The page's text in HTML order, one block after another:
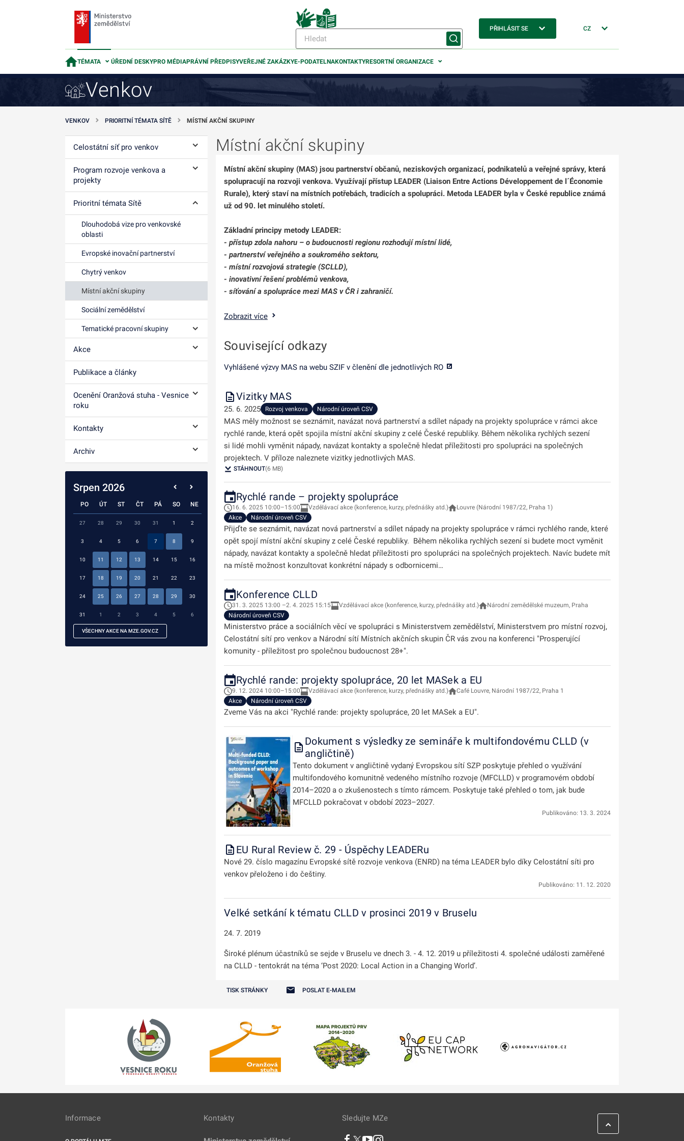
PŘIHLÁSIT SE CZ
TÉMATA ÚŘEDNÍ DESKYPRO MÉDIAPRÁVNÍ PŘEDPISYVEŘEJNÉ ZAKÁZKYE-PODATELNAKONTAKTYRESORTNÍ ORGANIZACE
Venkov
VENKOV PRIORITNÍ TÉMATA SÍTĚ MÍSTNÍ AKČNÍ SKUPINY
Celostátní síť pro venkov Ovládání podmenu
Program rozvoje venkova a
projekty
Prioritní témata Sítě Ovládání podmenu
Dlouhodobá vize pro venkovské
oblasti
Evropské inovační partnerství
Chytrý venkov
Místní akční skupiny
Sociální zemědělství
Tematické pracovní skupiny
Akce
Publikace a články
Ocenění Oranžová stuha - Vesnice
roku
Ovládání podmenu
Kontakty Ovládání podmenu
Archiv Ovládání podmenu
Místní akční skupiny
Místní akční skupiny (MAS) jsou partnerství občanů, neziskových organizací, podnikatelů a veřejné správy, která
spolupracují na rozvoji venkova. Využívají přístup LEADER (Liaison Entre Actions Développement de l´Économie
Rurale), který staví na místních potřebách, tradicích a spolupráci. Metoda LEADER byla v České republice známá
už od 90. let minulého století.
Základní principy metody LEADER:
- přístup zdola nahoru – o budoucnosti regionu rozhodují místní lidé,
- partnerství veřejného a soukromého sektoru,
- místní rozvojová strategie (SCLLD),
- inovativní řešení problémů venkova,
- síťování a spolupráce mezi MAS v ČR i zahraničí.
Zobrazit více
Související odkazy
Vyhlášené výzvy MAS na webu SZIF v členění dle jednotlivých RO
Vizitky MAS
25. 6. 2025 Rozvoj venkova Národní úroveň CSV
MAS měly možnost se seznámit, navázat nová partnerství a sdílet nápady na projekty spolupráce v rámci akce
rychlé rande, která opět spojila místní akční skupiny z celé České republiky. Během několika rychlých sezení
si lidé mohli vyměnit nápady, navázat kontakty a společně hledat příležitosti pro spolupráci na společných
projektech. V příloze naleznete vizitky jednotlivých MAS.
STÁHNOUT(6 MB)
Rychlé rande – projekty spolupráce
16. 6. 2025 10:00–15:00 Vzdělávací akce (konference, kurzy, přednášky atd.)
Louvre (Národní 1987/22, Praha 1)
Akce
Národní úroveň CSV
Přijďte se seznámit, navázat nová partnerství a sdílet nápady na projekty spolupráce v rámci rychlého rande, které
opět spojí místní akční skupiny z celé České republiky. Během několika rychlých sezení si budete moct vyměnit
nápady, navázat kontakty a společně hledat příležitosti pro spolupráci na společných projektech. Navíc budete mít
na místě možnost konzultovat konkrétní nápady s odbornicemi…
Konference CLLD
31. 3. 2025 13:00 –2. 4. 2025 15:15 Vzdělávací akce (konference, kurzy, přednášky atd.)
Národní zemědělské muzeum, Praha
Národní úroveň CSV
Ministerstvo práce a sociálních věcí ve spolupráci s Ministerstvem zemědělství, Ministerstvem pro místní rozvoj,
Celostátní sítí pro venkov a Národní sítí Místních akčních skupin ČR vás zvou na konferenci "Prosperující
komunity - příležitost pro společnou budoucnost 28+".
Rychlé rande: projekty spolupráce, 20 let MASek a EU
9. 12. 2024 10:00–15:00 Vzdělávací akce (konference, kurzy, přednášky atd.)
Café Louvre, Národní 1987/22, Praha 1
Akce
Národní úroveň CSV
Zveme Vás na akci "Rychlé rande: projekty spolupráce, 20 let MASek a EU".
Dokument s výsledky ze semináře k multifondovému CLLD (v
angličtině)
Tento dokument v angličtině vydaný Evropskou sítí SZP poskytuje přehled o využívání
multifondového komunitně vedeného místního rozvoje (MFCLLD) v programovém období
2014–2020 a o zkušenostech s tímto rámcem. Poskytuje také přehled o tom, jak bude
MFCLLD pokračovat v období 2023–2027.
Publikováno: 13. 3. 2024
EU Rural Review č. 29 - Úspěchy LEADERu
Nové 29. číslo magazínu Evropské sítě rozvoje venkova (ENRD) na téma LEADER bylo díky Celostátní síti pro
venkov přeloženo i do češtiny.
Publikováno: 11. 12. 2020
Velké setkání k tématu CLLD v prosinci 2019 v Bruselu
24. 7. 2019
Široké plénum účastníků se sejde v Bruselu ve dnech 3. - 4. 12. 2019 u příležitosti 4. společné události zaměřené
na CLLD - tentokrát na téma ‘Post 2020: Local Action in a Changing World’.
TISK STRÁNKY POSLAT E-MAILEM
Srpen 2026
PO ÚT ST ČT PÁ SO NE
27 28 29 30 31 1 2
3 4 5 6 7 8 9
10 11 12 13 14 15 16
17 18 19 20 21 22 23
24 25 26 27 28 29 30
31 1 2 3 4 5 6
VŠECHNY AKCE NA MZE.GOV.CZ
Informace Kontakty Sledujte MZe